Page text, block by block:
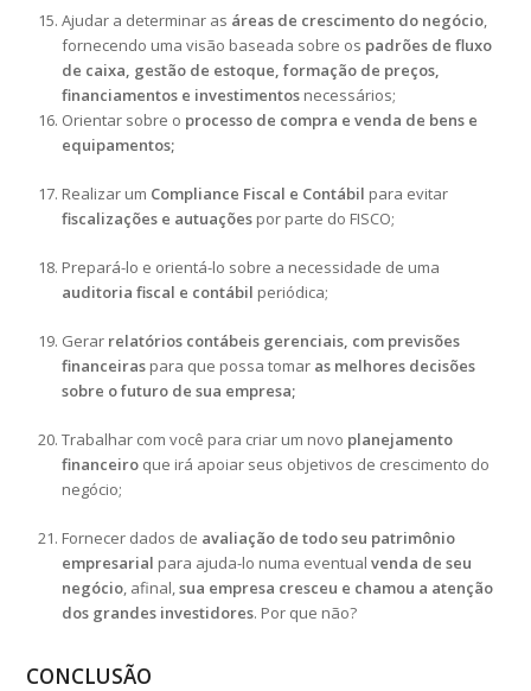
Ajudar a determinar as áreas de crescimento do negócio,
fornecendo uma visão baseada sobre os padrões de fluxo
de caixa, gestão de estoque, formação de preços,
financiamentos e investimentos necessários;
Orientar sobre o processo de compra e venda de bens e
equipamentos;
Realizar um Compliance Fiscal e Contábil para evitar
fiscalizações e autuações por parte do FISCO;
Prepará-lo e orientá-lo sobre a necessidade de uma
auditoria fiscal e contábil periódica;
Gerar relatórios contábeis gerenciais, com previsões
financeiras para que possa tomar as melhores decisões
sobre o futuro de sua empresa;
Trabalhar com você para criar um novo planejamento
financeiro que irá apoiar seus objetivos de crescimento do
negócio;
Fornecer dados de avaliação de todo seu patrimônio
empresarial para ajuda-lo numa eventualvenda de seu
negócio, afinal,sua empresa cresceu e chamou a atenção
dos grandes investidores. Por que não?
CONCLUSÃO